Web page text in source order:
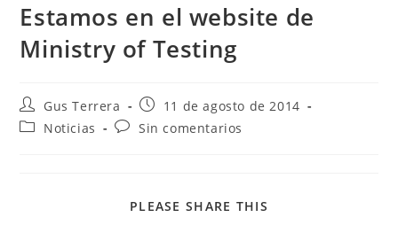
Estamos en el website de
Ministry of Testing
Gus Terrera
11 de agosto de 2014
Noticias
Sin comentarios
PLEASE SHARE THIS